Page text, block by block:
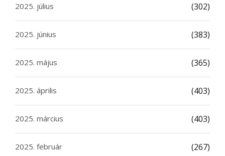
2025. július (302)
2025. június (383)
2025. május (365)
2025. április (403)
2025. március (403)
2025. február (267)